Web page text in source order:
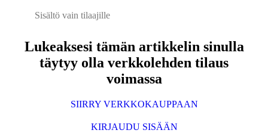
Sisältö vain tilaajille
Lukeaksesi tämän artikkelin sinulla
täytyy olla verkkolehden tilaus
voimassa
SIIRRY VERKKOKAUPPAAN
KIRJAUDU SISÄÄN